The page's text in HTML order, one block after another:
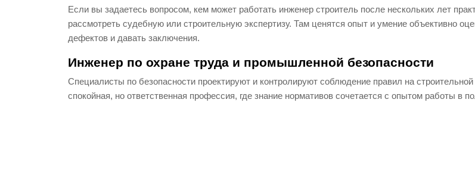
Если вы задаетесь вопросом, кем может работать инженер строитель после нескольких лет
рассмотреть судебную или строительную экспертизу. Там ценятся опыт и умение объективно
дефектов и давать заключения.
Инженер по охране труда и промышленной безопасности
Специалисты по безопасности проектируют и контролируют соблюдение правил на
спокойная, но ответственная профессия, где знание нормативов сочетается с опытом работы в